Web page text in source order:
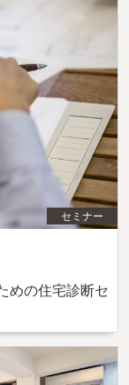
セミナー
めの住宅診断セ